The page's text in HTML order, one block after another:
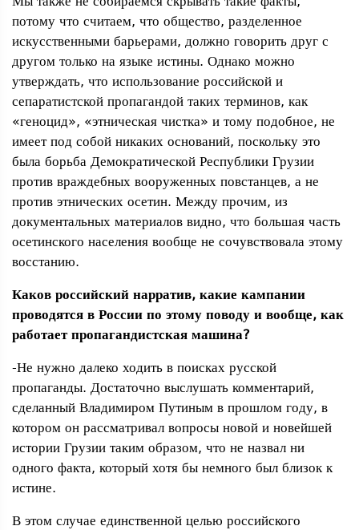
потому что считаем, что общество, разделенное
искусственными барьерами, должно говорить друг с
другом только на языке истины. Однако можно
утверждать, что использование российской и
сепаратистской пропагандой таких терминов, как
«геноцид», «этническая чистка» и тому подобное, не
имеет под собой никаких оснований, поскольку это
была борьба Демократической Республики Грузии
против враждебных вооруженных повстанцев, а не
против этнических осетин. Между прочим, из
документальных материалов видно, что большая часть
осетинского населения вообще не сочувствовала этому
восстанию.
Каков российский нарратив, какие кампании
проводятся в России по этому поводу и вообще, как
работает пропагандистская машина?
-Не нужно далеко ходить в поисках русской
пропаганды. Достаточно выслушать комментарий,
сделанный Владимиром Путиным в прошлом году, в
котором он рассматривал вопросы новой и новейшей
истории Грузии таким образом, что не назвал ни
одного факта, который хотя бы немного был близок к
истине.
В этом случае единственной целью российского